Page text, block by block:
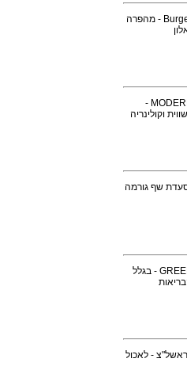
Burger Saloon - מהפרה
מסעדת MODERN -
וקולינריה
שף גורמה
מסעדת GREEN - בגלל
ראשל"צ - לאכול